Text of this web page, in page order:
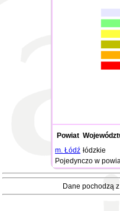
Powiat
m. Łódź łódzkie
Pojedynczo w
Dane pochodzą